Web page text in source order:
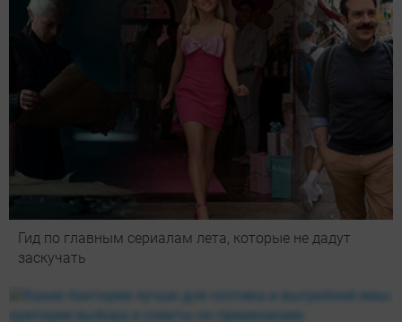
Гид по главным сериалам лета, которые не дадут
заскучать